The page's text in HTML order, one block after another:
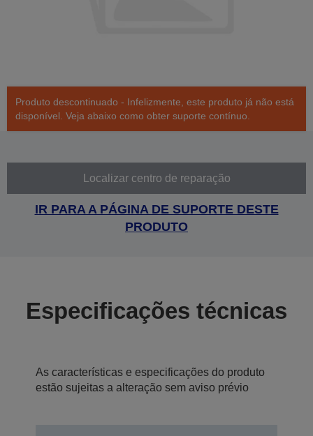
Produto descontinuado - Infelizmente, este produto já não está
disponível. Veja abaixo como obter suporte contínuo.
Localizar centro de reparação
IR PARA A PÁGINA DE SUPORTE DESTE
PRODUTO
Especificações técnicas
As características e especificações do produto
estão sujeitas a alteração sem aviso prévio